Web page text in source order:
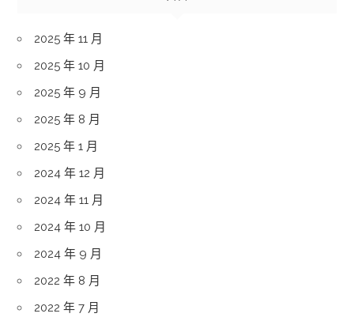
2025 年 11 月
2025 年 10 月
2025 年 9 月
2025 年 8 月
2025 年 1 月
2024 年 12 月
2024 年 11 月
2024 年 10 月
2024 年 9 月
2022 年 8 月
2022 年 7 月